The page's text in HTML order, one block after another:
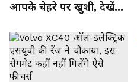
आपके चेहरे पर खुशी, देखें